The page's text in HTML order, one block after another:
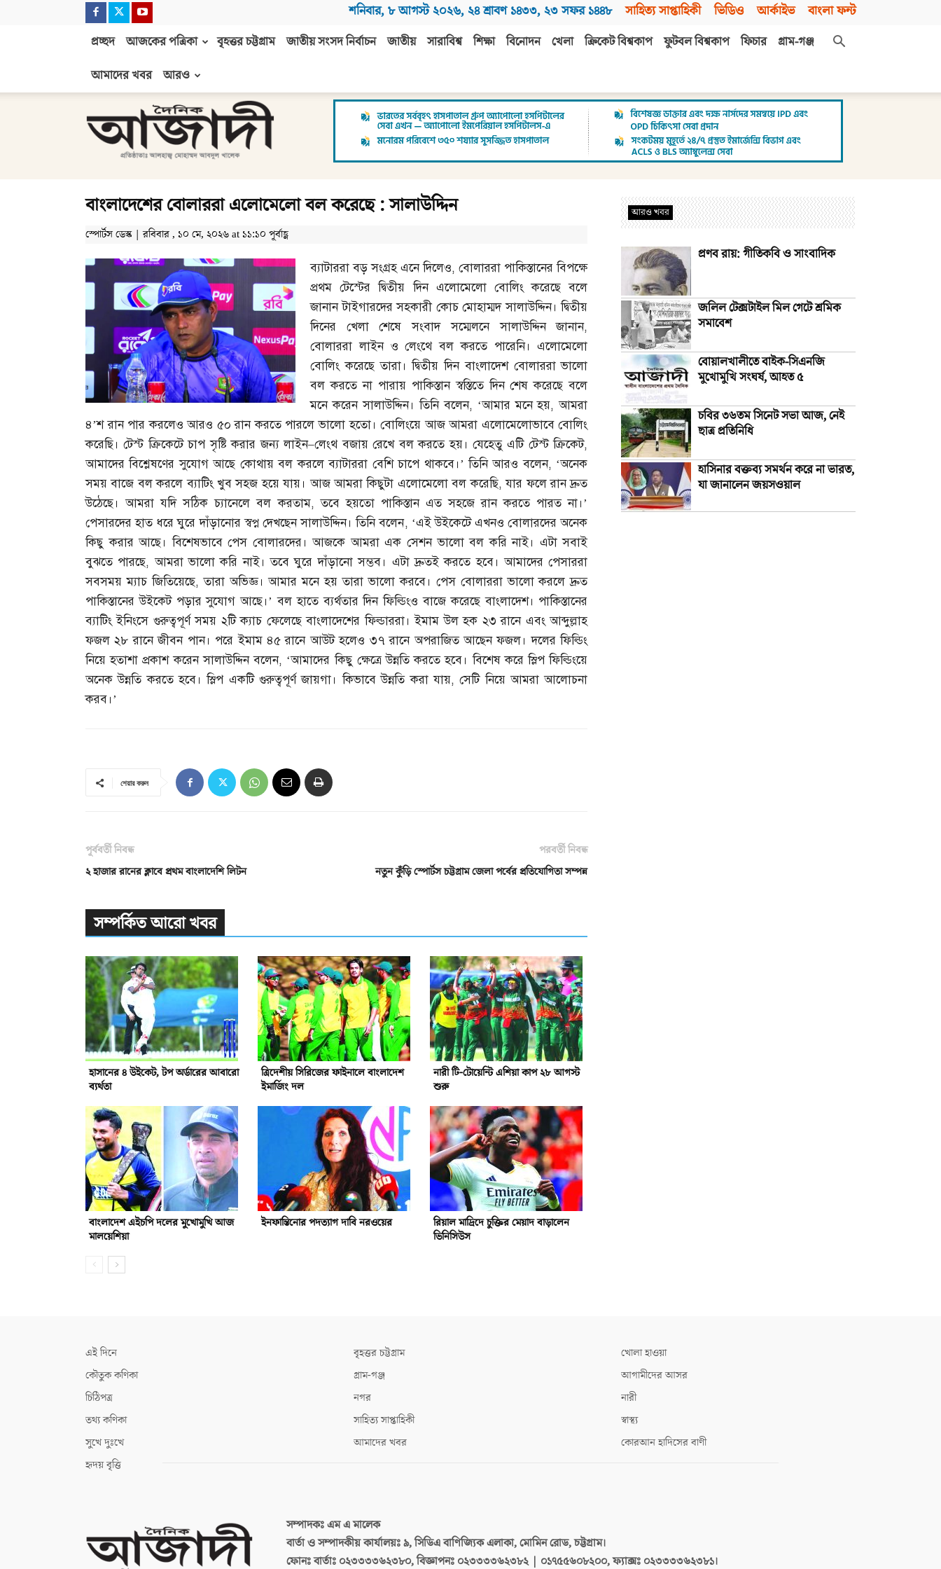
শনিবার, ৮ আগস্ট ২০২৬, ২৪ শ্রাবণ ১৪৩৩, ২৩ সফর ১৪৪৮ সাহিত্য সাপ্তাহিকী ভিডিও আর্কাইভ বাংলা ফন্ট
প্রচ্ছদ আজকের পত্রিকা বৃহত্তর চট্টগ্রাম জাতীয় সংসদ নির্বাচন জাতীয় সারাবিশ্ব শিক্ষা বিনোদন খেলা ক্রিকেট বিশ্বকাপ ফুটবল বিশ্বকাপ ফিচার
গ্রাম-গঞ্জ
আমাদের খবর
আরও
আজাদী
বাংলাদেশের বোলাররা এলোমেলো বল করেছে : সালাউদ্দিন
স্পোর্টস ডেস্ক | রবিবার , ১০ মে, ২০২৬ at ১১:১০ পূর্বাহ্ণ
ব্যাটাররা বড় সংগ্রহ এনে দিলেও,বোলাররা পাকিস্তানের বিপক্ষে
প্রথম টেস্টের দ্বিতীয় দিন এলোমেলো বোলিং করেছে বলে
জানান টাইগারদের সহকারী কোচ মোহাম্মদ সালাউদ্দিন। দ্বিতীয়
দিনের খেলা শেষে সংবাদ সম্মেলনে সালাউদ্দিন জানান,
বোলাররা লাইন ও লেংথে বল করতে পারেনি। এলোমেলো
বোলিং করেছে তারা। দ্বিতীয় দিন বাংলাদেশ বোলাররা ভালো
বল করতে না পারায় পাকিস্তান স্বস্তিতে দিন শেষ করেছে বলে
মনে করেন সালাউদ্দিন। তিনি বলেন, ‘আমার মনে হয়,আমরা
৪’শ রান পার করলেও আরও ৫০ রান করতে পারলে ভালো হতো। বোলিংয়ে আজ আমরা এলোমেলোভাবে বোলিং
করেছি। টেস্ট ক্রিকেটে চাপ সৃষ্টি করার জন্য লাইন–লেংথ বজায় রেখে বল করতে হয়। যেহেতু এটি টেস্ট ক্রিকেট,
আমাদের বিশ্লেষণের সুযোগ আছে কোথায় বল করলে ব্যাটাররা বেশি চাপে থাকবে।’ তিনি আরও বলেন, ‘অনেক
সময় বাজে বল করলে ব্যাটিং খুব সহজ হয়ে যায়। আজ আমরা কিছুটা এলোমেলো বল করেছি,যার ফলে রান দ্রুত
উঠেছে। আমরা যদি সঠিক চ্যানেলে বল করতাম,তবে হয়তো পাকিস্তান এত সহজে রান করতে পারত না।’
পেসারদের হাত ধরে ঘুরে দাঁড়ানোর স্বপ্ন দেখছেন সালাউদ্দিন। তিনি বলেন, ‘এই উইকেটে এখনও বোলারদের অনেক
কিছু করার আছে। বিশেষভাবে পেস বোলারদের। আজকে আমরা এক সেশন ভালো বল করি নাই। এটা সবাই
বুঝতে পারছে,আমরা ভালো করি নাই। তবে ঘুরে দাঁড়ানো সম্ভব। এটা দ্রুতই করতে হবে। আমাদের পেসাররা
সবসময় ম্যাচ জিতিয়েছে,তারা অভিজ্ঞ। আমার মনে হয় তারা ভালো করবে। পেস বোলাররা ভালো করলে দ্রুত
পাকিস্তানের উইকেট পড়ার সুযোগ আছে।’ বল হাতে ব্যর্থতার দিন ফিল্ডিংও বাজে করেছে বাংলাদেশ। পাকিস্তানের
ব্যাটিং ইনিংসে গুরুত্বপূর্ণ সময় ২টি ক্যাচ ফেলেছে বাংলাদেশের ফিল্ডাররা। ইমাম উল হক ২৩ রানে এবং আব্দুল্লাহ
ফজল ২৮ রানে জীবন পান। পরে ইমাম ৪৫ রানে আউট হলেও ৩৭ রানে অপরাজিত আছেন ফজল। দলের ফিল্ডিং
নিয়ে হতাশা প্রকাশ করেন সালাউদ্দিন বলেন, ‘আমাদের কিছু ক্ষেত্রে উন্নতি করতে হবে। বিশেষ করে স্লিপ ফিল্ডিংয়ে
অনেক উন্নতি করতে হবে। স্লিপ একটি গুরুত্বপূর্ণ জায়গা। কিভাবে উন্নতি করা যায়,সেটি নিয়ে আমরা আলোচনা
করব।’
শেয়ার করুন
পূর্ববর্তী নিবন্ধ
২ হাজার রানের ক্লাবে প্রথম বাংলাদেশি লিটন
পরবর্তী নিবন্ধ
নতুন কুঁড়ি স্পোর্টস চট্টগ্রাম জেলা পর্বের প্রতিযোগিতা সম্পন্ন
সম্পর্কিত আরো খবর
হাসানের ৪ উইকেট, টপ অর্ডারের আবারো
ব্যর্থতা
ত্রিদেশীয় সিরিজের ফাইনালে বাংলাদেশ
ইমার্জিং দল
নারী টি-টোয়েন্টি এশিয়া কাপ ২৮ আগস্ট
শুরু
বাংলাদেশ এইচপি দলের মুখোমুখি আজ
মালয়েশিয়া
ইনফান্তিনোর পদত্যাগ দাবি নরওয়ের
রিয়াল মাদ্রিদে চুক্তির মেয়াদ বাড়ালেন
ভিনিসিউস
আরও খবর
প্রণব রায়: গীতিকবি ও সাংবাদিক
জলিল টেক্সটাইল মিল গেটে শ্রমিক
সমাবেশ
বোয়ালখালীতে বাইক-সিএনজি
মুখোমুখি সংঘর্ষ, আহত ৫
চবির ৩৬তম সিনেট সভা আজ, নেই
ছাত্র প্রতিনিধি
হাসিনার বক্তব্য সমর্থন করে না ভারত,
যা জানালেন জয়সওয়াল
এই দিনে
কৌতুক কণিকা
চিঠিপত্র
তথ্য কণিকা
সুখে দুঃখে
হৃদয় বৃত্তি
বৃহত্তর চট্টগ্রাম
গ্রাম-গঞ্জ
নগর
সাহিত্য সাপ্তাহিকী
আমাদের খবর
খোলা হাওয়া
আগামীদের আসর
নারী
স্বাস্থ্য
কোরআন হাদিসের বাণী
সম্পাদকঃএম এ মালেক
বার্তা ও সম্পাদকীয় কার্যালয়ঃ৯, সিডিএ বাণিজ্যিক এলাকা, মোমিন রোড, চট্টগ্রাম।
ফোনঃ বার্তাঃ ০২৩৩৩৩৬২৩৮০, বিজ্ঞাপনঃ ০২৩৩৩৩৬২৩৮২ | ০১৭৫৫৬০৮২০০, ফ্যাক্সঃ ০২৩৩৩৩৬২৩৮১।